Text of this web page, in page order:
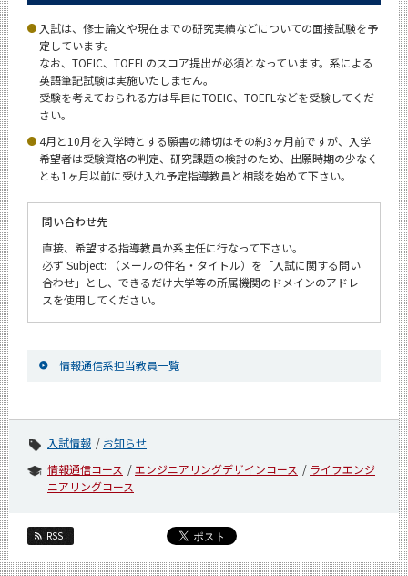
入試は、修士論文や現在までの研究実績などについての面接試験を予
定しています。
なお、TOEIC、TOEFLのスコア提出が必須となっています。系による
英語筆記試験は実施いたしません。
受験を考えておられる方は早目にTOEIC、TOEFLなどを受験してくだ
さい。
4月と10月を入学時とする願書の締切はその約3ヶ月前ですが、入学
希望者は受験資格の判定、研究課題の検討のため、出願時期の少なく
とも1ヶ月以前に受け入れ予定指導教員と相談を始めて下さい。
問い合わせ先
直接、希望する指導教員か系主任に行なって下さい。
必ず Subject: （メールの件名・タイトル）を「入試に関する問い
合わせ」とし、できるだけ大学等の所属機関のドメインのアドレ
スを使用してください。
情報通信系担当教員一覧
入試情報
お知らせ
情報通信コース
エンジニアリングデザインコース
ライフエンジ
ニアリングコース
RSS